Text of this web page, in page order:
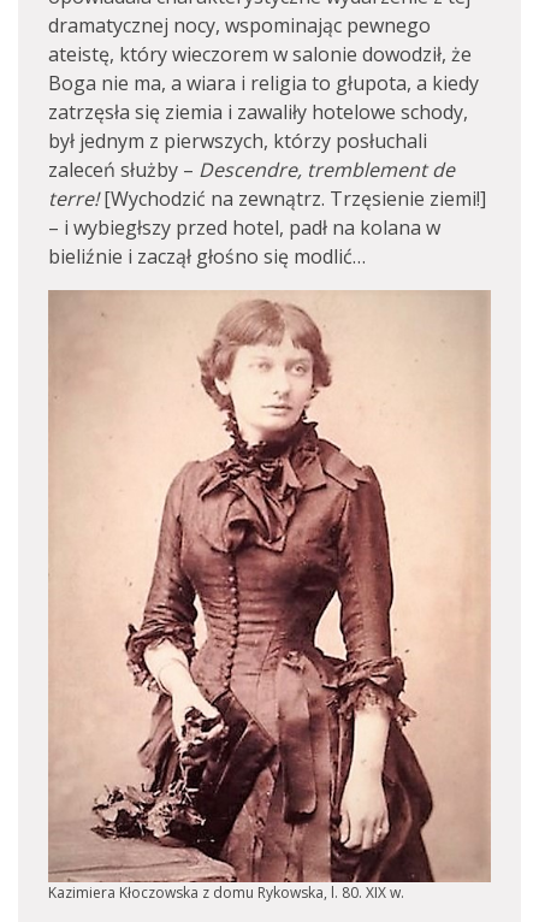
dramatycznej nocy, wspominając pewnego
ateistę, który wieczorem w salonie dowodził, że
Boga nie ma, a wiara i religia to głupota, a kiedy
zatrzęsła się ziemia i zawaliły hotelowe schody,
był jednym z pierwszych, którzy posłuchali
zaleceń służby – Descendre, tremblement de
terre![Wychodzić na zewnątrz. Trzęsienie ziemi!]
– i wybiegłszy przed hotel, padł na kolana w
bieliźnie i zaczął głośno się modlić…
Kazimiera Kłoczowska z domu Rykowska, l. 80. XIX w.